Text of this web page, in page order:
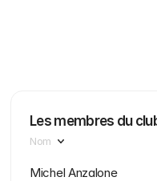
Les membres du
Nom
Michel Anzalone